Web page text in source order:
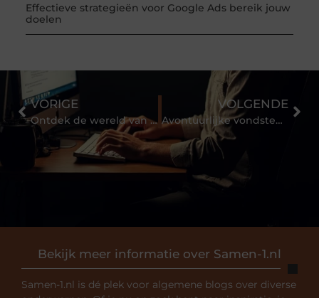
Effectieve strategieën voor Google Ads bereik jouw
doelen
Bekijk meer informatie over Samen-1.nl
Samen-1.nl is dé plek voor algemene blogs over diverse
VORIGE
Ontdek de wereld van Massage in Eindhoven
VOLGENDE
Avontuurlijke vondsten op Rommelmarkt Eindhoven